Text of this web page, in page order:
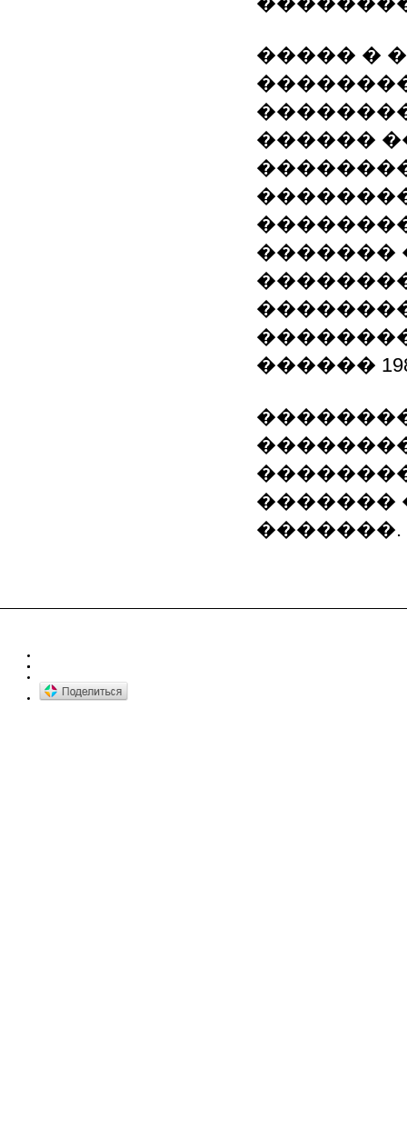
����� �
������
�������
������
�������
�������.